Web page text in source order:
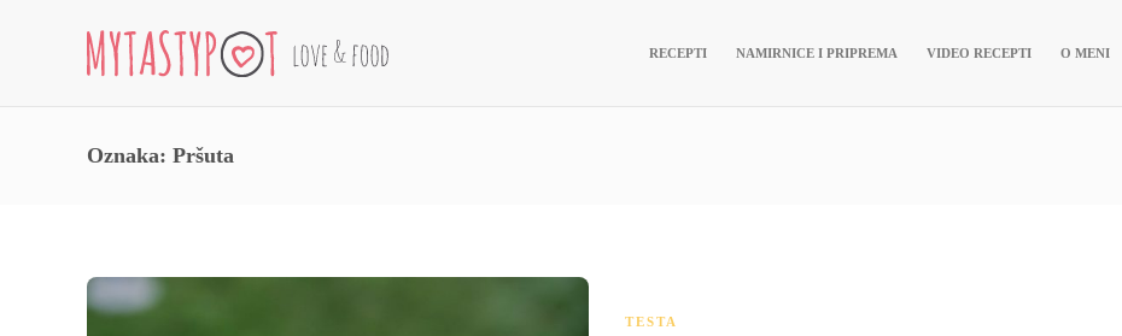
RECEPTI NAMIRNICE I PRIPREMA VIDEO RECEPTI O MENI
Oznaka: Pršuta
TESTA